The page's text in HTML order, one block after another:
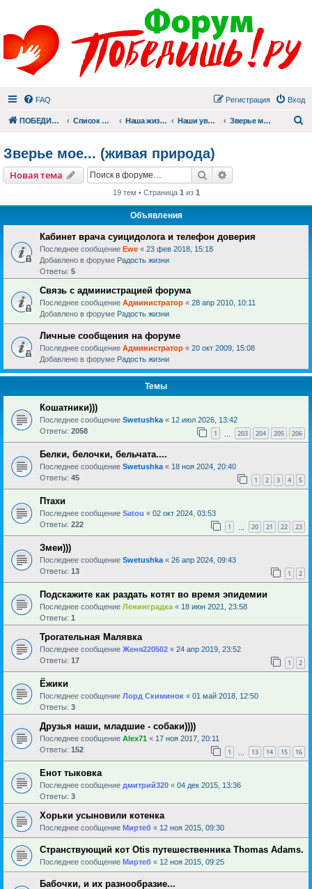
FAQ Вход
Регистрация
ПОБЕДИШЬ.РУ Список форумов Наша жизнь (не всё же о суициде!) Наши увлечения Зверье мое... (живая природа)
Зверье мое... (живая природа)
Новая тема Поиск
19 тем • Страница 1 из 1
Объявления
Кабинет врача суицидолога и телефон доверия
Последнее сообщение Ewe « 23 фев 2018, 15:18
Добавлено в форуме Радость жизни
Ответы: 5
Связь с администрацией форума
Последнее сообщение Администратор « 28 апр 2010, 10:11
Добавлено в форуме Радость жизни
Личные сообщения на форуме
Последнее сообщение Администратор « 20 окт 2009, 15:08
Добавлено в форуме Радость жизни
Темы
Кошатники)))
Последнее сообщение Swetushka « 12 июл 2026, 13:42
Ответы: 2058 1 203 204 205 206
Белки, белочки, бельчата....
Последнее сообщение Swetushka « 18 ноя 2024, 20:40
Ответы: 45 1 2 3 4 5
Птахи
Последнее сообщение Satou « 02 окт 2024, 03:53
Ответы: 222 1 20 21 22 23
Змеи)))
Последнее сообщение Swetushka « 26 апр 2024, 09:43
Ответы: 13 1 2
Подскажите как раздать котят во время эпидемии
Последнее сообщение Ленинградка « 18 июн 2021, 23:58
Ответы: 1
Трогательная Малявка
Последнее сообщение Женя220502 « 24 апр 2019, 23:52
Ответы: 17 1 2
Ёжики
Последнее сообщение Лорд Скиминок « 01 май 2018, 12:50
Ответы: 3
Друзья наши, младшие - собаки))))
Последнее сообщение Alex71 « 17 ноя 2017, 20:11
Ответы: 152 1 13 14 15 16
Енот тыковка
Последнее сообщение дмитрий320 « 04 дек 2015, 13:36
Ответы: 3
Хорьки усыновили котенка
Последнее сообщение Миртеб « 12 ноя 2015, 09:30
Странствующий кот Otis путешественника Thomas Adams.
Последнее сообщение Миртеб « 12 ноя 2015, 09:25
Бабочки, и их разнообразие...